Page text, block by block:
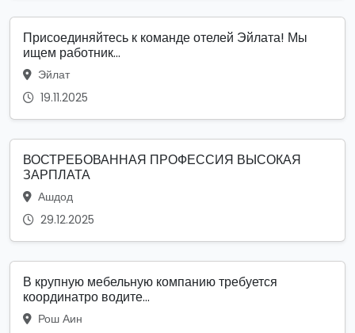
Присоединяйтесь к команде отелей Эйлата! Мы
ищем работник...
Эйлат
19.11.2025
ВОСТРЕБОВАННАЯ ПРОФЕССИЯ ВЫСОКАЯ
ЗАРПЛАТА
Ашдод
29.12.2025
В крупную мебельную компанию требуется
координатро водите...
Рош Аин